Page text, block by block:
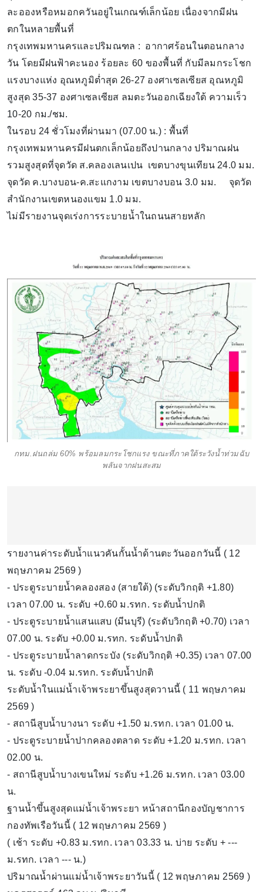
ละอองหรือหมอกควันอยู่ในเกณฑ์เล็กน้อย เนื่องจากมีฝน
ตกในหลายพื้นที่
กรุงเทพมหานครและปริมณฑล : อากาศร้อนในตอนกลาง
วัน โดยมีฝนฟ้าคะนอง ร้อยละ 60 ของพื้นที่ กับมีลมกระโชก
แรงบางแห่ง อุณหภูมิต่ำสุด 26-27 องศาเซลเซียส อุณหภูมิ
สูงสุด 35-37 องศาเซลเซียส ลมตะวันออกเฉียงใต้ ความเร็ว
10-20 กม./ชม.
ในรอบ 24 ชั่วโมงที่ผ่านมา (07.00 น.) : พื้นที่
กรุงเทพมหานครมีฝนตกเล็กน้อยถึงปานกลาง ปริมาณฝน
รวมสูงสุดที่จุดวัด ส.คลองเลนเปน เขตบางขุนเทียน 24.0 มม.
จุดวัด ค.บางบอน-ค.สะแกงาม เขตบางบอน 3.0 มม. จุดวัด
สำนักงานเขตหนองแขม 1.0 มม.
ไม่มีรายงานจุดเร่งการระบายน้ำในถนนสายหลัก
กทม.ฝนถล่ม 60% พร้อมลมกระโชกแรง ขณะที่ภาคใต้ระวังน้ำท่วมฉับ
พลันจากฝนสะสม
รายงานค่าระดับน้ำแนวคันกั้นน้ำด้านตะวันออกวันนี้ ( 12
พฤษภาคม 2569 )
- ประตูระบายน้ำคลองสอง (สายใต้) (ระดับวิกฤติ +1.80)
เวลา 07.00 น. ระดับ +0.60 ม.รทก. ระดับน้ำปกติ
- ประตูระบายน้ำแสนแสบ (มีนบุรี) (ระดับวิกฤติ +0.70) เวลา
07.00 น. ระดับ +0.00 ม.รทก. ระดับน้ำปกติ
- ประตูระบายน้ำลาดกระบัง (ระดับวิกฤติ +0.35) เวลา 07.00
น. ระดับ -0.04 ม.รทก. ระดับน้ำปกติ
ระดับน้ำในแม่น้ำเจ้าพระยาขึ้นสูงสุดวานนี้ ( 11 พฤษภาคม
2569 )
- สถานีสูบน้ำบางนา ระดับ +1.50 ม.รทก. เวลา 01.00 น.
- ประตูระบายน้ำปากคลองตลาด ระดับ +1.20 ม.รทก. เวลา
02.00 น.
- สถานีสูบน้ำบางเขนใหม่ ระดับ +1.26 ม.รทก. เวลา 03.00
น.
ฐานน้ำขึ้นสูงสุดแม่น้ำเจ้าพระยา หน้าสถานีกองบัญชาการ
กองทัพเรือวันนี้ ( 12 พฤษภาคม 2569 )
( เช้า ระดับ +0.83 ม.รทก. เวลา 03.33 น. บ่าย ระดับ + ---
ม.รทก. เวลา --- น.)
ปริมาณน้ำผ่านแม่น้ำเจ้าพระยาวันนี้ ( 12 พฤษภาคม 2569 )